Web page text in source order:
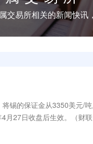
交易所相关的新闻快讯
锡的保证金从3350美元/
月27日收盘后生效。（财联